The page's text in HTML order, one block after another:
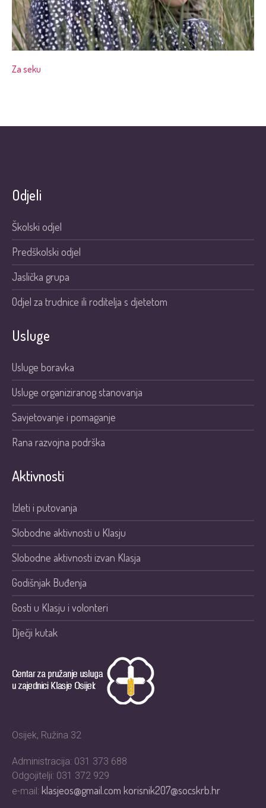
Za seku
Odjeli
Školski odjel
Predškolski odjel
Jaslička grupa
Odjel za trudnice ili roditelja s djetetom
Usluge
Usluge boravka
Usluge organiziranog stanovanja
Savjetovanje i pomaganje
Rana razvojna podrška
Aktivnosti
Izleti i putovanja
Slobodne aktivnosti u Klasju
Slobodne aktivnosti izvan Klasja
Godišnjak Buđenja
Gosti u Klasju i volonteri
Dječji kutak
Osijek, Ružina 32
Administracija: 031 373 688
Odgojitelji: 031 372 929
e-mail: klasjeos@gmail.comkorisnik207@socskrb.hr